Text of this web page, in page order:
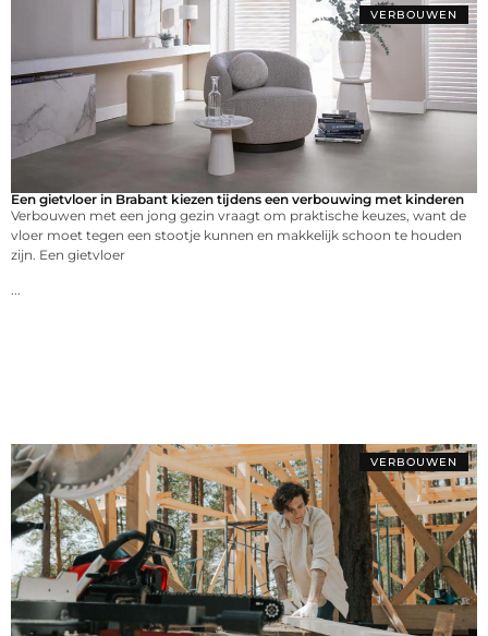
VERBOUWEN
Een gietvloer in Brabant kiezen tijdens een verbouwing met kinderen
Verbouwen met een jong gezin vraagt om praktische keuzes, want de
vloer moet tegen een stootje kunnen en makkelijk schoon te houden
zijn. Een gietvloer
...
VERBOUWEN